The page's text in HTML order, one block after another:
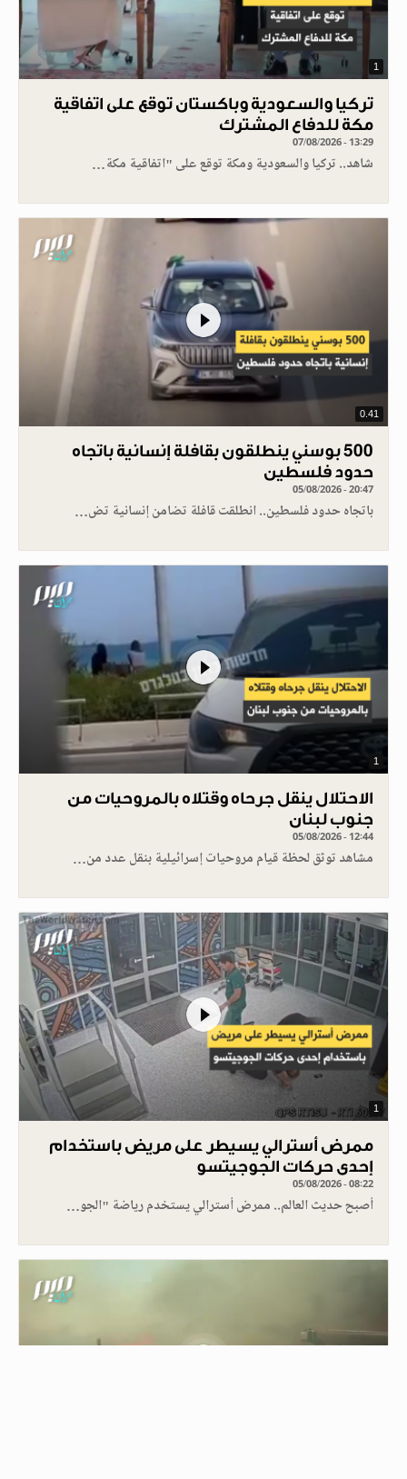
1
تركيا والسعودية وباكستان توقع على اتفاقية
مكة للدفاع المشترك
07/08/2026 - 13:29
شاهد.. تركيا والسعودية ومكة توقع على "اتفاقية مكة…
0.41
500 بوسني ينطلقون بقافلة إنسانية باتجاه
حدود فلسطين
05/08/2026 - 20:47
باتجاه حدود فلسطين.. انطلقت قافلة تضامن إنسانية تض…
1
الاحتلال ينقل جرحاه وقتلاه بالمروحيات من
جنوب لبنان
05/08/2026 - 12:44
مشاهد توثق لحظة قيام مروحيات إسرائيلية بنقل عدد من…
1
ممرض أسترالي يسيطر على مريض باستخدام
إحدى حركات الجوجيتسو
05/08/2026 - 08:22
أصبح حديث العالم.. ممرض أسترالي يستخدم رياضة "الجو…